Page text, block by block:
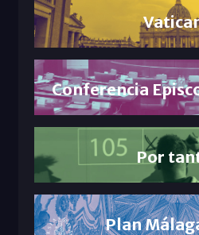
Conferencia
Por
Plan